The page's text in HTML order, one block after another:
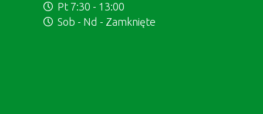
Pt 7:30 - 13:00
Sob - Nd - Zamknięte